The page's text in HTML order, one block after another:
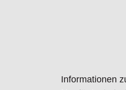
Informationen